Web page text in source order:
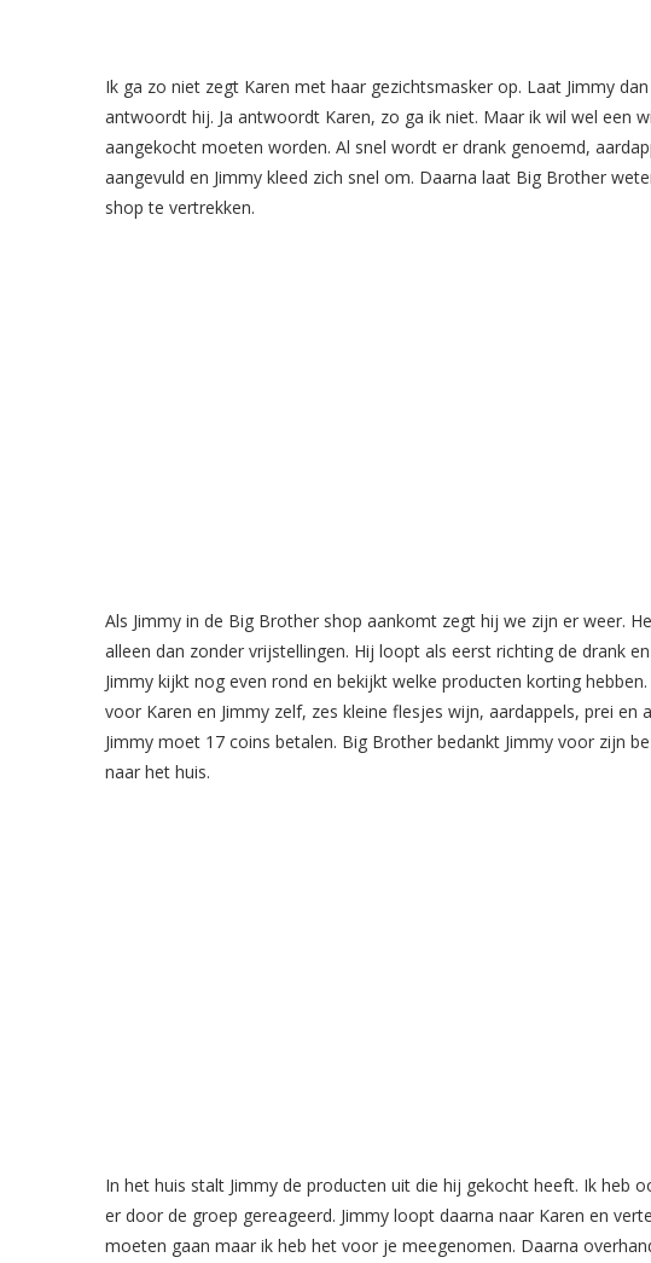
Ik ga zo niet zegt Karen met haar gezichtsmasker op. Laat Jimmy
antwoordt hij. Ja antwoordt Karen, zo ga ik niet. Maar ik wil wel een
aangekocht moeten worden. Al snel wordt er drank genoemd,
aangevuld en Jimmy kleed zich snel om. Daarna laat Big Brother
shop te vertrekken.
Als Jimmy in de Big Brother shop aankomt zegt hij we zijn er weer.
alleen dan zonder vrijstellingen. Hij loopt als eerst richting de drank
Jimmy kijkt nog even rond en bekijkt welke producten korting
voor Karen en Jimmy zelf, zes kleine flesjes wijn, aardappels, prei
Jimmy moet 17 coins betalen. Big Brother bedankt Jimmy voor zijn
naar het huis.
In het huis stalt Jimmy de producten uit die hij gekocht heeft. Ik heb
er door de groep gereageerd. Jimmy loopt daarna naar Karen en
moeten gaan maar ik heb het voor je meegenomen. Daarna